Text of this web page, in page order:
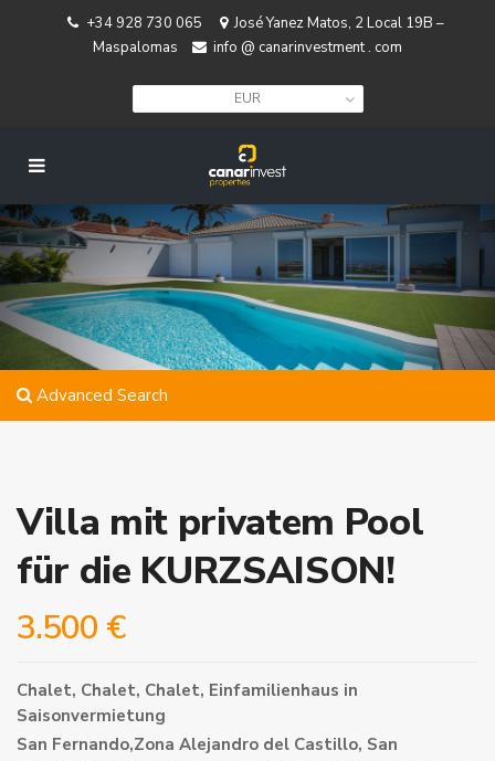
+34 928 730 065
José Yanez Matos, 2 Local 19B –
Maspalomas
info @ canarinvestment . com
EUR
Advanced Search
Villa mit privatem Pool
für die KURZSAISON!
3.500 €
Chalet, Chalet, Chalet, Einfamilienhaus in
Saisonvermietung
San Fernando,Zona Alejandro del Castillo, San